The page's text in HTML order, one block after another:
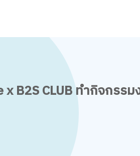
x B2S CLUB ทำกิจกร